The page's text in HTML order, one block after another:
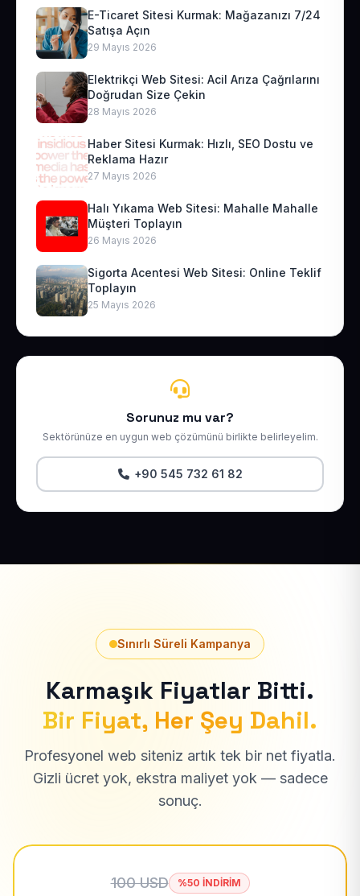
E-Ticaret Sitesi Kurmak: Mağazanızı 7/24
Satışa Açın
29 Mayıs 2026
Elektrikçi Web Sitesi: Acil Arıza Çağrılarını
Doğrudan Size Çekin
28 Mayıs 2026
Haber Sitesi Kurmak: Hızlı, SEO Dostu ve
Reklama Hazır
27 Mayıs 2026
Halı Yıkama Web Sitesi: Mahalle Mahalle
Müşteri Toplayın
26 Mayıs 2026
Sigorta Acentesi Web Sitesi: Online Teklif
Toplayın
25 Mayıs 2026
Sorunuz mu var?
Sektörünüze en uygun web çözümünü birlikte belirleyelim.
+90 545 732 61 82
Sınırlı Süreli Kampanya
Karmaşık Fiyatlar Bitti.
Bir Fiyat, Her Şey Dahil.
Profesyonel web siteniz artık tek bir net fiyatla.
Gizli ücret yok, ekstra maliyet yok — sadece
sonuç.
100 USD %50 İNDİRİM